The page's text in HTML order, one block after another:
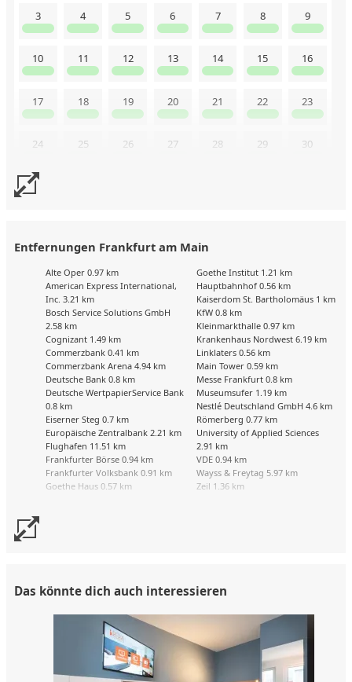
3 4 5 6 7 8 9
10 11 12 13 14 15 16
17 18 19 20 21 22 23
24 25 26 27 28 29 30
Entfernungen Frankfurt am Main
Alte Oper 0.97 km
American Express International,
Inc. 3.21 km
Bosch Service Solutions GmbH
2.58 km
Cognizant 1.49 km
Commerzbank 0.41 km
Commerzbank Arena 4.94 km
Deutsche Bank 0.8 km
Deutsche WertpapierService Bank
0.8 km
Eiserner Steg 0.7 km
Europäische Zentralbank 2.21 km
Flughafen 11.51 km
Frankfurter Börse 0.94 km
Frankfurter Volksbank 0.91 km
Goethe Haus 0.57 km
Goethe Institut 1.21 km
Hauptbahnhof 0.56 km
Kaiserdom St. Bartholomäus 1 km
KfW 0.8 km
Kleinmarkthalle 0.97 km
Krankenhaus Nordwest 6.19 km
Linklaters 0.56 km
Main Tower 0.59 km
Messe Frankfurt 0.8 km
Museumsufer 1.19 km
Nestlé Deutschland GmbH 4.6 km
Römerberg 0.77 km
University of Applied Sciences
2.91 km
VDE 0.94 km
Wayss & Freytag 5.97 km
Zeil 1.36 km
Das könnte dich auch interessieren